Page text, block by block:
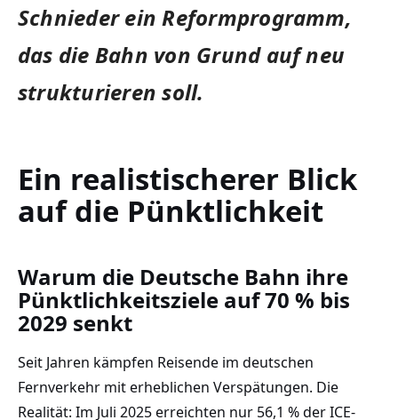
Schnieder ein Reformprogramm,
das die Bahn von Grund auf neu
strukturieren soll.
Ein realistischerer Blick
auf die Pünktlichkeit
Warum die Deutsche Bahn ihre
Pünktlichkeitsziele auf 70 % bis
2029 senkt
Seit Jahren kämpfen Reisende im deutschen
Fernverkehr mit erheblichen Verspätungen. Die
Realität: Im Juli 2025 erreichten nur 56,1 % der ICE-